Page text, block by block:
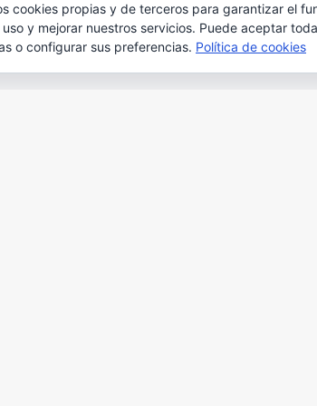
cookies propias y de terceros para garantizar el
uso y mejorar nuestros servicios. Puede aceptar
o configurar sus preferencias. Política de cookies